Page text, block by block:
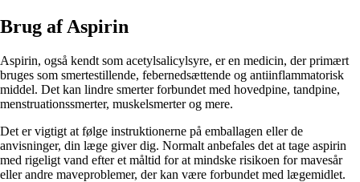
Brug af Aspirin
Aspirin, også kendt som acetylsalicylsyre, er en medicin, der primært
bruges som smertestillende, febernedsættende og antiinflammatorisk
middel. Det kan lindre smerter forbundet med hovedpine, tandpine,
menstruationssmerter, muskelsmerter og mere.
Det er vigtigt at følge instruktionerne på emballagen eller de
anvisninger, din læge giver dig. Normalt anbefales det at tage aspirin
med rigeligt vand efter et måltid for at mindske risikoen for mavesår
eller andre maveproblemer, der kan være forbundet med lægemidlet.